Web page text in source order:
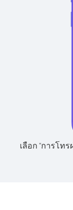
เลือก "การโท